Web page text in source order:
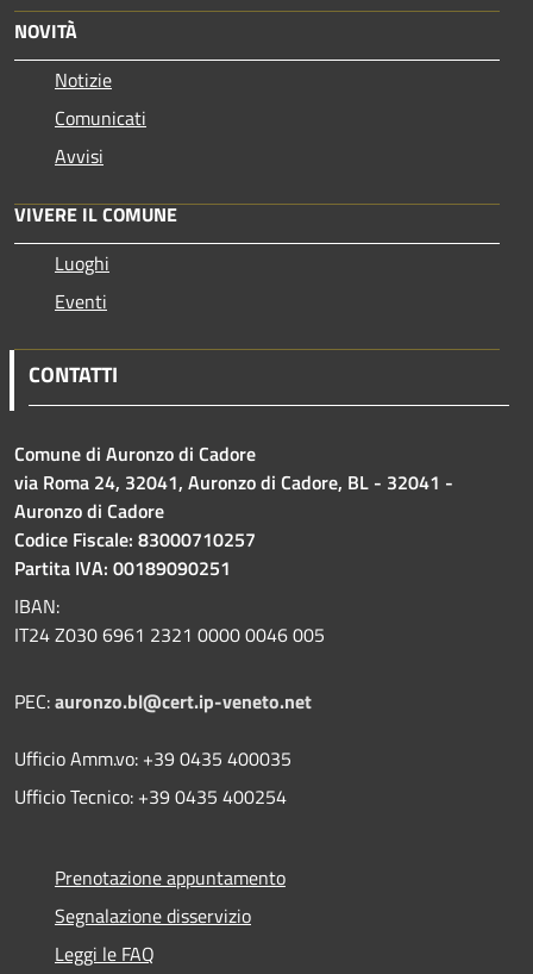
NOVITÀ
Notizie
Comunicati
Avvisi
VIVERE IL COMUNE
Luoghi
Eventi
CONTATTI
Comune di Auronzo di Cadore
via Roma 24, 32041, Auronzo di Cadore, BL - 32041 -
Auronzo di Cadore
Codice Fiscale: 83000710257
Partita IVA: 00189090251
IBAN:
IT24 Z030 6961 2321 0000 0046 005
PEC:auronzo.bl@cert.ip-veneto.net
Ufficio Amm.vo: +39 0435 400035
Ufficio Tecnico: +39 0435 400254
Prenotazione appuntamento
Segnalazione disservizio
Leggi le FAQ